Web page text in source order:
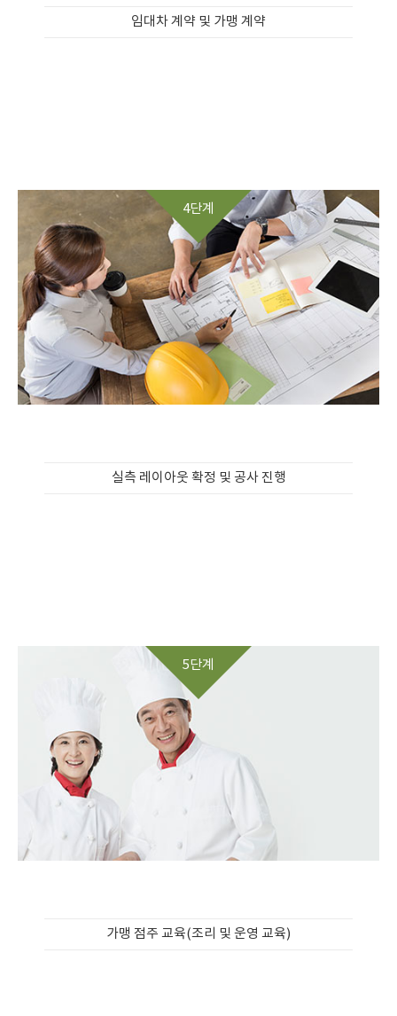
임대차 계약 및 가맹 계약
4단계
실측 레이아웃 확정 및 공사 진행
5단계
가맹 점주 교육(조리 및 운영 교육)